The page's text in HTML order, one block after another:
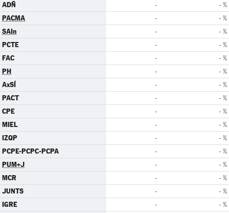
ADÑ - - %
PACMA - - %
SAIn - - %
PCTE - - %
FAC - - %
PH - - %
AxSÍ - - %
PACT - - %
CPE - - %
MIEL - - %
IZQP - - %
PCPE-PCPC-PCPA - - %
PUM+J - - %
MCR - - %
JUNTS - - %
IGRE - - %